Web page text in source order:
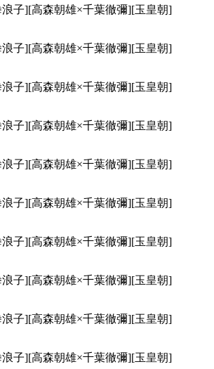
子][高森朝雄×千葉徹彌][玉皇朝]
子][高森朝雄×千葉徹彌][玉皇朝]
子][高森朝雄×千葉徹彌][玉皇朝]
子][高森朝雄×千葉徹彌][玉皇朝]
子][高森朝雄×千葉徹彌][玉皇朝]
子][高森朝雄×千葉徹彌][玉皇朝]
子][高森朝雄×千葉徹彌][玉皇朝]
子][高森朝雄×千葉徹彌][玉皇朝]
子][高森朝雄×千葉徹彌][玉皇朝]
子][高森朝雄×千葉徹彌][玉皇朝]